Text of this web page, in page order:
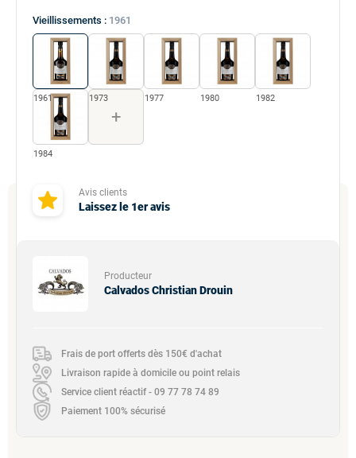
Avis clients
Laissez le 1er avis
Vieillissements : 1961
1961 1973 1977 1980 1982
1984
+
Producteur
Calvados Christian Drouin
Frais de port offerts dès 150€ d'achat
Livraison rapide à domicile ou point relais
Service client réactif - 09 77 78 74 89
Paiement 100% sécurisé